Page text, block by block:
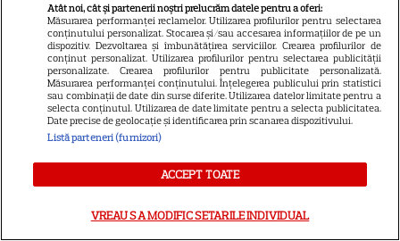
7
într-un spital din Madrid
Despre Tvmania
Atât noi, cât și partenerii noștri prelucrăm datele pentru a oferi:
Măsurarea performanței reclamelor. Utilizarea profilurilor pentru selectarea
conținutului personalizat. Stocarea și/sau accesarea informațiilor de pe un
dispozitiv. Dezvoltarea și îmbunătățirea serviciilor. Crearea profilurilor de
conținut personalizat. Utilizarea profilurilor pentru selectarea publicității
personalizate. Crearea profilurilor pentru publicitate personalizată.
Măsurarea performanței conținutului. Înțelegerea publicului prin statistici
sau combinații de date din surse diferite. Utilizarea datelor limitate pentru a
selecta conținutul. Utilizarea de date limitate pentru a selecta publicitatea.
Date precise de geolocație și identificarea prin scanarea dispozitivului.
Listă parteneri (furnizori)
ACCEPT TOATE
VREAU SA MODIFIC SETARILE INDIVIDUAL